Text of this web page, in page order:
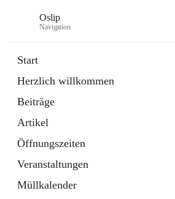
Oslip
Navigation
Start
Herzlich willkommen
Beiträge
Artikel
Öffnungszeiten
Veranstaltungen
Müllkalender
Externe Webseite
in
Tab
Bundeskanzleramt Österreich
Externe Webseite
öffnet
in
neuem
Tab